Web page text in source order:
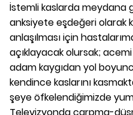
İstemli kaslarda meydana
anksiyete eşdeğeri olarak
anlaşılması için
açıklayacak olursak;
adam kaygıdan yol
kendince kaslarını
şeye öfkelendiğimizde